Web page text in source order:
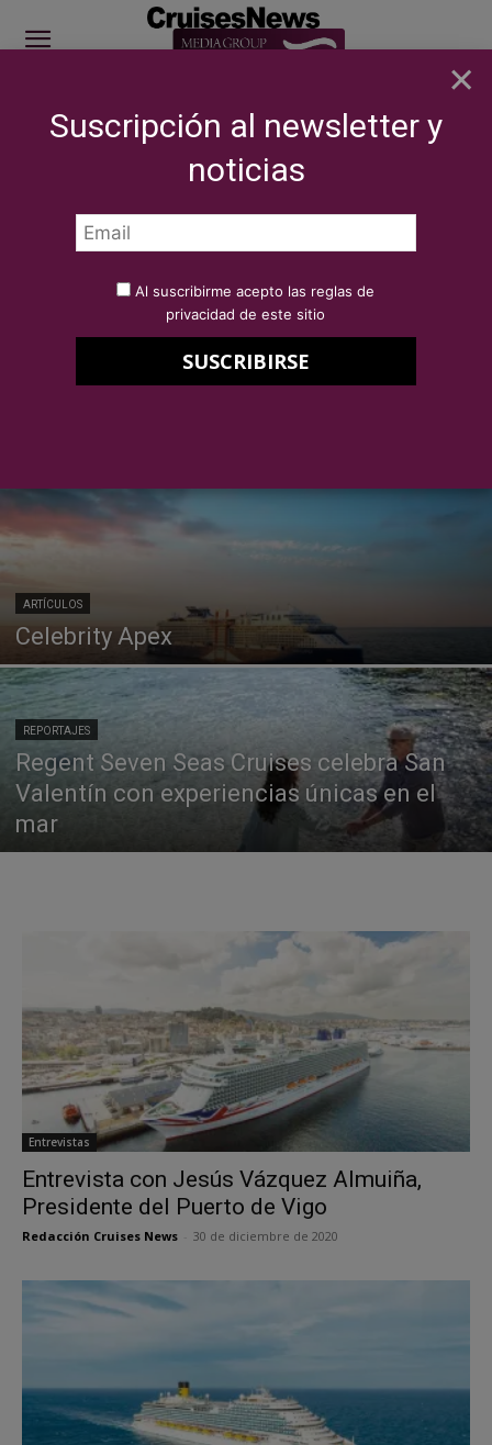
SITE SPONSOR: ICS 2026
NOTICIAS
REPORTAJES
Entrevista con Francesco Muglia, Director
ARTÍCULOS
Celebrity Apex
REPORTAJES
Regent Seven Seas Cruises celebra San
Valentín con experiencias únicas en el
mar
Entrevistas
Entrevista con Jesús Vázquez Almuiña,
Presidente del Puerto de Vigo
Redacción Cruises News 30 de diciembre de 2020
×
Suscripción al newsletter y
noticias
Al suscribirme acepto las reglas de
privacidad de este sitio